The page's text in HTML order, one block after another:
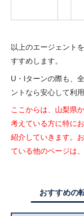
以上のエージェント
すすめします。
U・Iターンの際も、
ントなら安心して利
ここからは、山梨県
考えている方に特に
紹介していきます。
ている他のページは
おすすめの